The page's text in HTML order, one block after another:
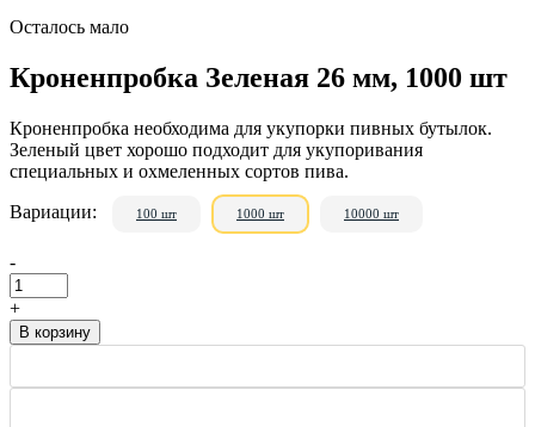
Осталось мало
Кроненпробка Зеленая 26 мм, 1000 шт
Кроненпробка необходима для укупорки пивных бутылок.
Зеленый цвет хорошо подходит для укупоривания
специальных и охмеленных сортов пива.
Вариации:
100 шт 1000 шт 10000 шт
-
+